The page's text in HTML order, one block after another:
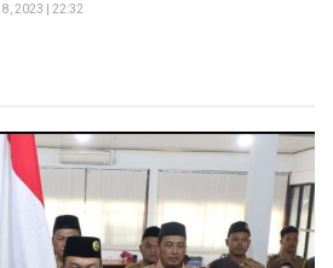
2023 | 22:32